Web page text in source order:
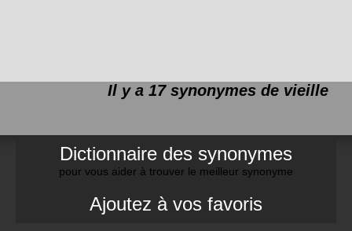
Il y a 17 synonymes de vieille
Dictionnaire des synonymes
pour vous aider à trouver le meilleur synonyme
Ajoutez à vos favoris